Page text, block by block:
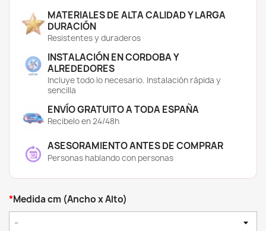
¿Qué tejido elegir para tu estor infantil?
🔅 Translúcido: Fabricado en Poliéster
resinado, filtra la luz suavemente y ofrece
privacidad sin oscurecer la habitación.
Perfecto para mantener la luminosidad
durante el día en habitaciones infantiles.
🌑 Opaco:Bloquea completamente la luz
exterior, ofreciendo privacidad total y un
entorno ideal para dormir o descansar sin
interrupciones. Muy útil en habitaciones sin
persianas.
🌤️ Screen:Compuesto por un 30% de
Poliéster y 70% de PVC, con trenzado tipo
protege del sol directo y mejora el confort
térmico. Permite ver el exterior sin sacrificar
MATERIALES DE ALTA CALIDAD Y LARGA
DURACIÓN
Resistentes y duraderos
INSTALACIÓN EN CORDOBA Y
ALREDEDORES
Incluye todo lo necesario. Instalación rápida y
sencilla
ENVÍO GRATUITO A TODA ESPAÑA
Recibelo en 24/48h
ASESORAMIENTO ANTES DE COMPRAR
Personas hablando con personas
*Medida cm (Ancho x Alto)
-